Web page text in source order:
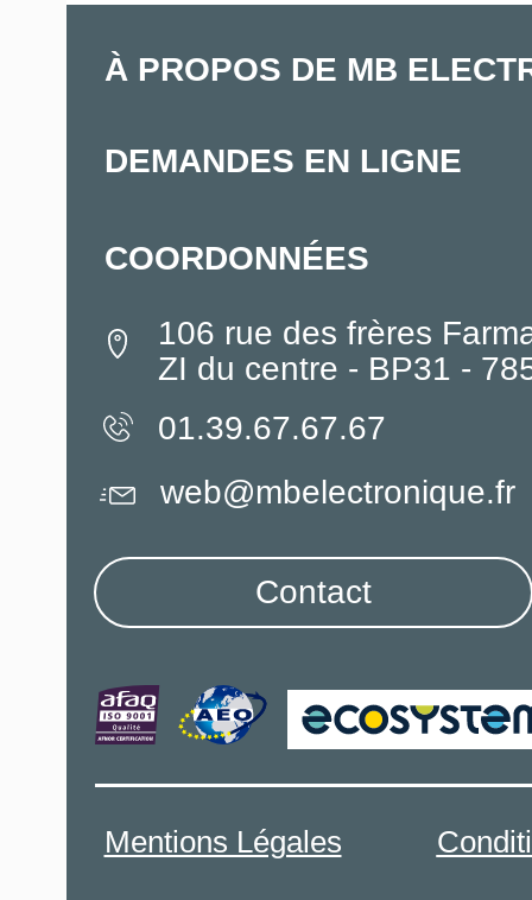
À PROPOS DE MB
DEMANDES EN LIGNE
COORDONNÉES
106 rue des frères
ZI du centre - BP31 -
01.39.67.67.67
Mentions Légales
web@mbelectronique.fr
Contact